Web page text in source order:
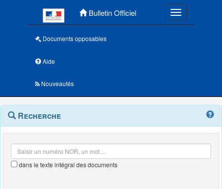
Bulletin Officiel Toggle
Documents opposables
Aide
Nouveautés
Navigation
outils
Menu
contextuel
Recherche
dans le texte intégral des documents